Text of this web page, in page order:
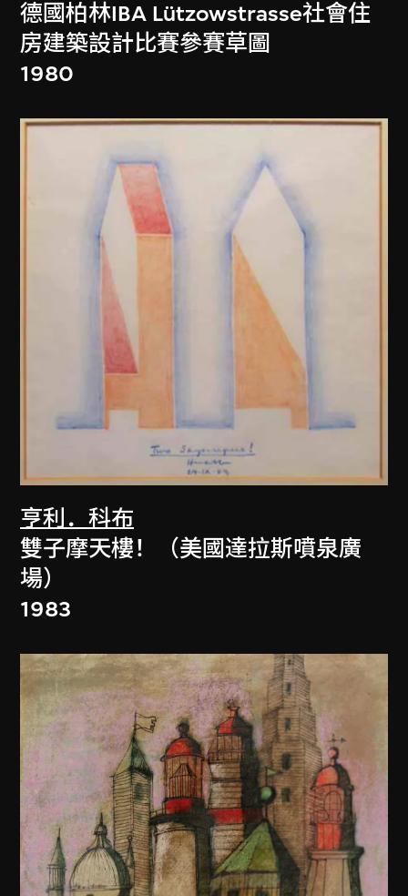
德國柏林IBA Lützowstrasse社會住
房建築設計比賽參賽草圖
1980
亨利．科布
雙子摩天樓！（美國達拉斯噴泉廣
場）
1983